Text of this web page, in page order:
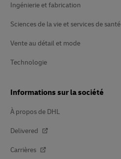
Ingénierie et fabrication
Sciences de la vie et services de santé
Vente au détail et mode
Technologie
Informations sur la société
À propos de DHL
Delivered
Carrières